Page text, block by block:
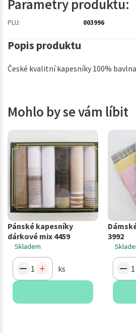
Parametry produktu:
PLU: 003996
Popis produktu
České kvalitní kapesníky 100%
Mohlo by se vám líbit
Pánské kapesníky
dárkové mix 4459
Skladem
ks
3992